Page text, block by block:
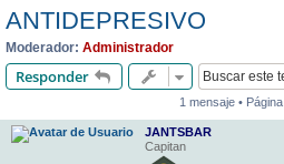
ANTIDEPRESIVO
Moderador: Administrador
Responder
1 mensaje • Página
JANTSBAR
Capitan